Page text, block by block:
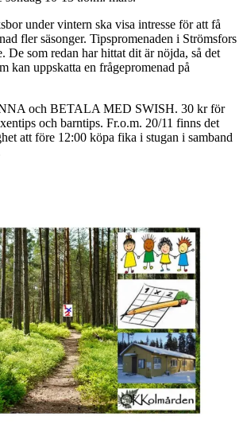
under vintern ska visa intresse för att få
fler säsonger. Tipspromenaden i Strömsfors
De som redan har hittat dit är nöjda, så det
kan uppskatta en frågepromenad på
och BETALA MED SWISH. 30 kr för
och barntips. Fr.o.m. 20/11 finns det
att före 12:00 köpa fika i stugan i samband